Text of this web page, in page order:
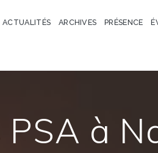
ACTUALITÉS ARCHIVES PRÉSENCE
à